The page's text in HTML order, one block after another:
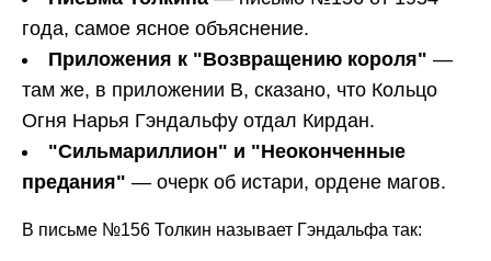
года, самое ясное объяснение.
Приложения к "Возвращению короля" —
там же, в приложении B, сказано, что Кольцо
Огня Нарья Гэндальфу отдал Кирдан.
"Сильмариллион" и "Неоконченные
предания" — очерк об истари, ордене магов.
В письме №156 Толкин называет Гэндальфа так: